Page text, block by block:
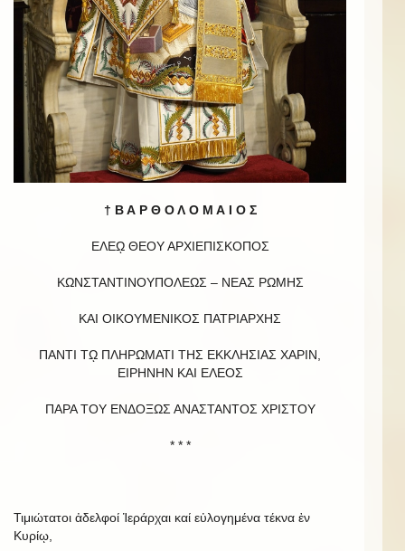
† Β Α Ρ Θ Ο Λ Ο Μ Α Ι Ο Σ
ΕΛΕῼ ΘΕΟΥ ΑΡΧΙΕΠΙΣΚΟΠΟΣ
ΚΩΝΣΤΑΝΤΙΝΟΥΠΟΛΕΩΣ – ΝΕΑΣ ΡΩΜΗΣ
ΚΑΙ ΟΙΚΟΥΜΕΝΙΚΟΣ ΠΑΤΡΙΑΡΧΗΣ
ΠΑΝΤΙ Τῼ ΠΛΗΡΩΜΑΤΙ ΤΗΣ ΕΚΚΛΗΣΙΑΣ ΧΑΡΙΝ,
ΕΙΡΗΝΗΝ ΚΑΙ EΛΕΟΣ
ΠΑΡΑ ΤΟΥ ΕΝΔΟΞΩΣ ΑΝΑΣΤΑΝΤΟΣ ΧΡΙΣΤΟΥ
* * *
Τιμιώτατοι ἀδελφοί Ἱεράρχαι καί εὐλογημένα τέκνα ἐν
Κυρίῳ,